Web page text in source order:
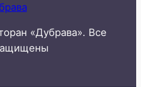
«Дубрава». Все